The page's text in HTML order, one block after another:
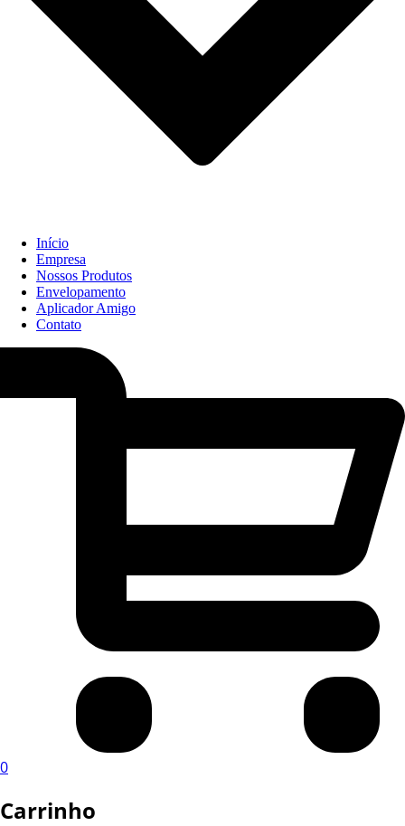
Início
Empresa
Nossos Produtos
Envelopamento
Aplicador Amigo
Contato
0
Carrinho